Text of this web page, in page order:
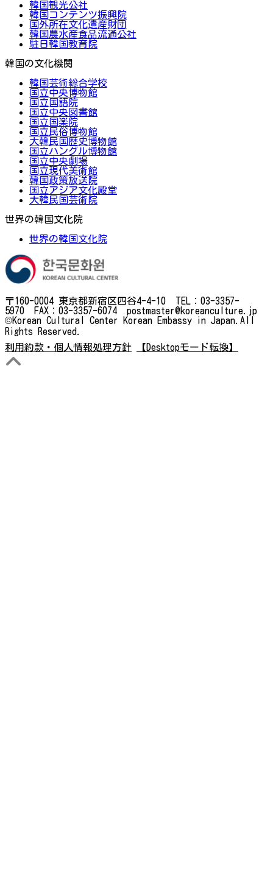
韓国観光公社
韓国コンテンツ振興院
国外所在文化遺産財団
韓国農水産食品流通公社
駐日韓国教育院
韓国の文化機関
韓国芸術総合学校
国立中央博物館
国立国語院
国立中央図書館
国立国楽院
国立民俗博物館
大韓民国歴史博物館
国立ハングル博物館
国立中央劇場
国立現代美術館
韓国政策放送院
国立アジア文化殿堂
大韓民国芸術院
世界の韓国文化院
世界の韓国文化院
〒160-0004 東京都新宿区四谷4-4-10 TEL：03-3357-
5970 FAX：03-3357-6074 postmaster@koreanculture.jp
©Korean Cultural Center Korean Embassy in Japan.All
Rights Reserved.
利用約款・個人情報処理方針
【Desktopモード転換】